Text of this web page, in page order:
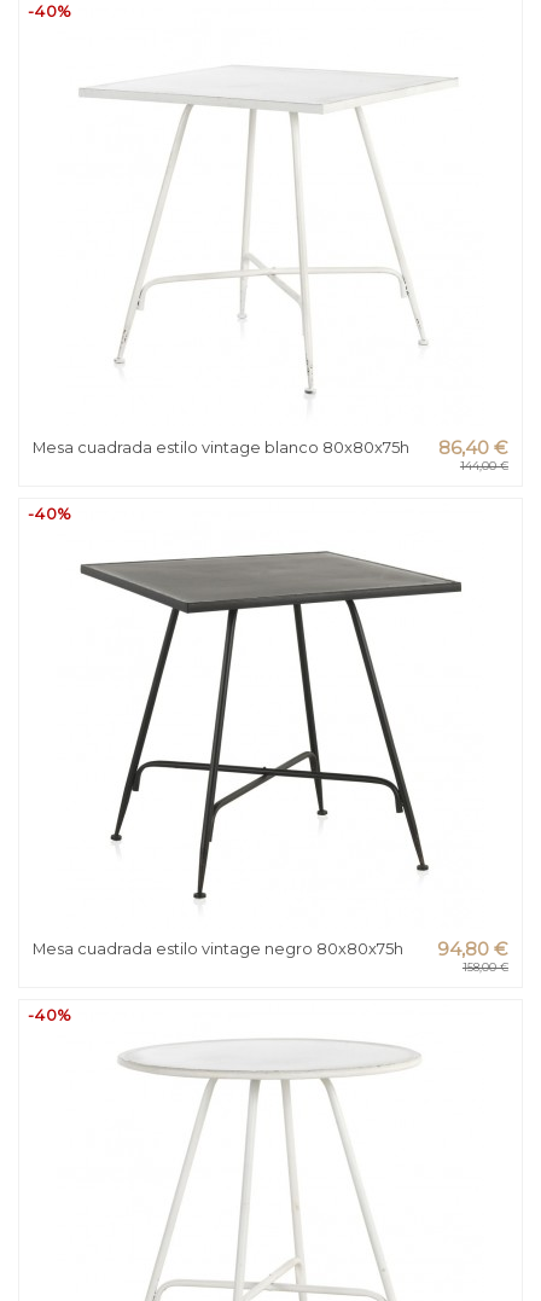
-40%
Mesa cuadrada estilo vintage blanco 80x80x75h 86,40 €
144,00 €
-40%
Mesa cuadrada estilo vintage negro 80x80x75h 94,80 €
158,00 €
-40%